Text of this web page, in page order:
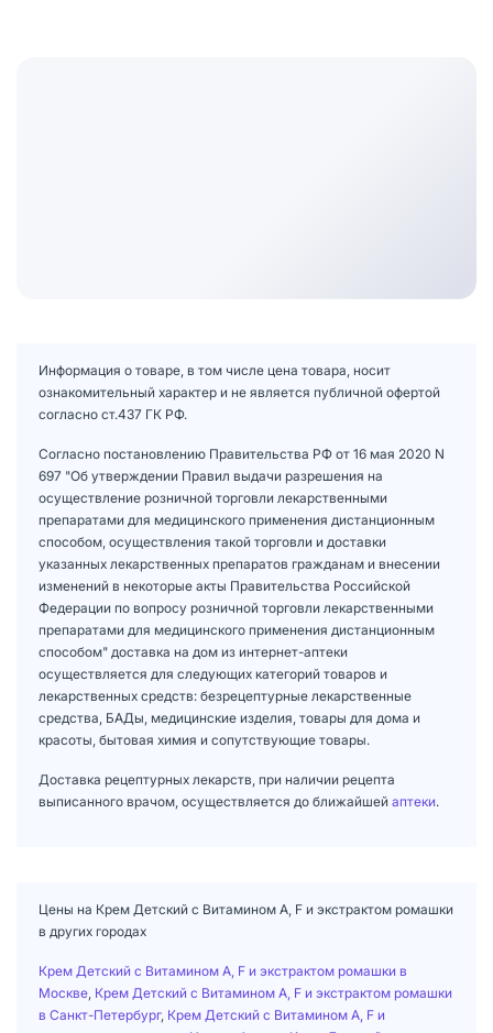
Информация о товаре, в том числе цена товара, носит
ознакомительный характер и не является публичной офертой
согласно ст.437 ГК РФ.
Согласно постановлению Правительства РФ от 16 мая 2020 N
697 "Об утверждении Правил выдачи разрешения на
осуществление розничной торговли лекарственными
препаратами для медицинского применения дистанционным
способом, осуществления такой торговли и доставки
указанных лекарственных препаратов гражданам и внесении
изменений в некоторые акты Правительства Российской
Федерации по вопросу розничной торговли лекарственными
препаратами для медицинского применения дистанционным
способом" доставка на дом из интернет-аптеки
осуществляется для следующих категорий товаров и
лекарственных средств: безрецептурные лекарственные
средства, БАДы, медицинские изделия, товары для дома и
красоты, бытовая химия и сопутствующие товары.
Доставка рецептурных лекарств, при наличии рецепта
выписанного врачом, осуществляется до ближайшей аптеки.
Цены на Крем Детский с Витамином А, F и экстрактом ромашки
в других городах
Крем Детский с Витамином А, F и экстрактом ромашки в
Москве Крем Детский с Витамином А, F и экстрактом ромашки
в Санкт-Петербург, Крем Детский с Витамином А, F и